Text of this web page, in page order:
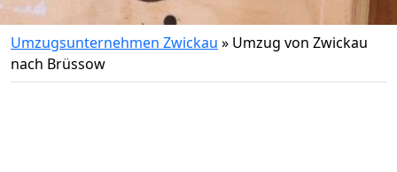
Umzugsunternehmen Zwickau » Umzug von Zwickau
nach Brüssow